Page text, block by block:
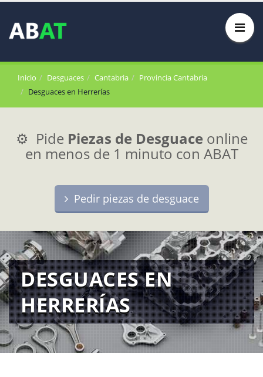
Inicio Desguaces Cantabria
Provincia Cantabria
Desguaces en Herrerías
⚙️ Pide Piezas de Desguace online
en menos de 1 minuto con ABAT
Pedir piezas de desguace
DESGUACES EN
HERRERÍAS